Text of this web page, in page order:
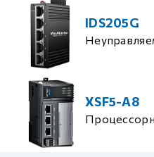
IDS205G
XSF5-A8